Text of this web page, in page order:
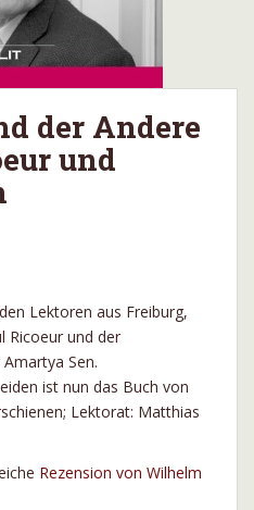
der Andere
und
Lektoren aus Freiburg,
Ricoeur und der
Sen.
ist nun das Buch von
Lektorat: Matthias
Rezension von Wilhelm